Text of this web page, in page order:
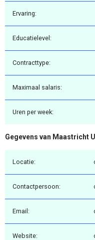
Ervaring:
Educatielevel:
Contracttype:
Maximaal salaris:
Uren per week:
Gegevens van Maastricht
Locatie:
Contactpersoon:
Email:
Website: